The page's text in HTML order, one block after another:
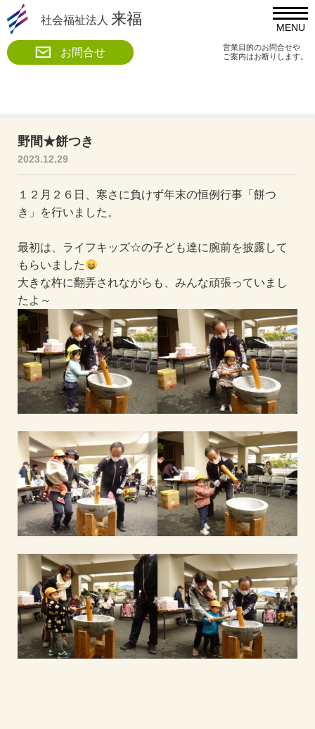
MENU
社会福祉法人 来福
お問合せ
営業目的のお問合せや
ご案内はお断りします。
野間★餅つき
2023.12.29
１２月２６日、寒さに負けず年末の恒例行事「餅つ
き」を行いました。
最初は、ライフキッズ☆の子ども達に腕前を披露して
もらいました
大きな杵に翻弄されながらも、みんな頑張っていまし
たよ～